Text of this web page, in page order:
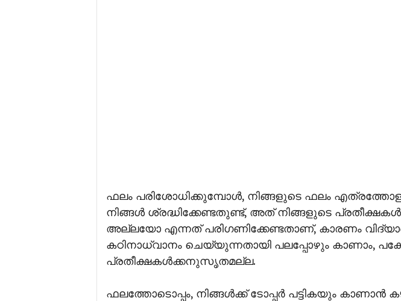
ഫലം പരിശോധിക്കുമ്പോൾ, നിങ്ങളുടെ ഫലം
നിങ്ങൾ ശ്രദ്ധിക്കേണ്ടതുണ്ട്, അത് നിങ്ങളുടെ
അല്ലയോ എന്നത് പരിഗണിക്കേണ്ടതാണ്, കാരണം
കഠിനാധ്വാനം ചെയ്യുന്നതായി പലപ്പോഴും കാണാം,
പ്രതീക്ഷകൾക്കനുസൃതമല്ല.
ഫലത്തോടൊപ്പം, നിങ്ങൾക്ക് ടോപ്പർ പട്ടികയും കാണാൻ